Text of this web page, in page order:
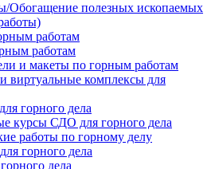
Обогащение полезных ископаемых
работам
работам
и макеты по горным работам
виртуальные комплексы для
горного дела
курсы СДО для горного дела
работы по горному делу
горного дела
дела